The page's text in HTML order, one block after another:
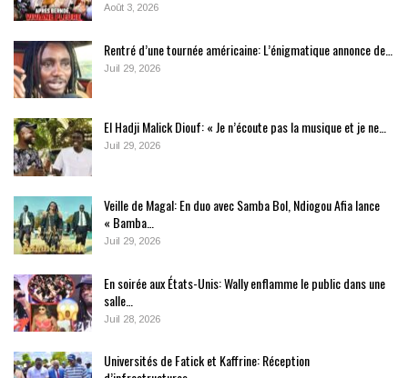
Août 3, 2026
Rentré d’une tournée américaine: L’énigmatique annonce de…
Juil 29, 2026
El Hadji Malick Diouf: « Je n’écoute pas la musique et je ne…
Juil 29, 2026
Veille de Magal: En duo avec Samba Bol, Ndiogou Afia lance
« Bamba…
Juil 29, 2026
En soirée aux États-Unis: Wally enflamme le public dans une
salle…
Juil 28, 2026
Universités de Fatick et Kaffrine: Réception